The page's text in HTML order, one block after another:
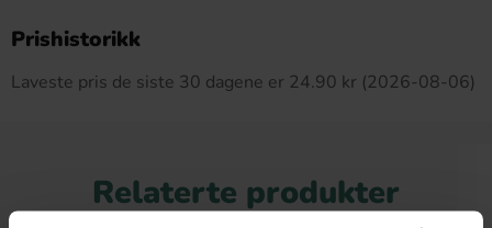
Prishistorikk
Laveste pris de siste 30 dagene er 24.90 kr (2026-08-06)
Relaterte produkter